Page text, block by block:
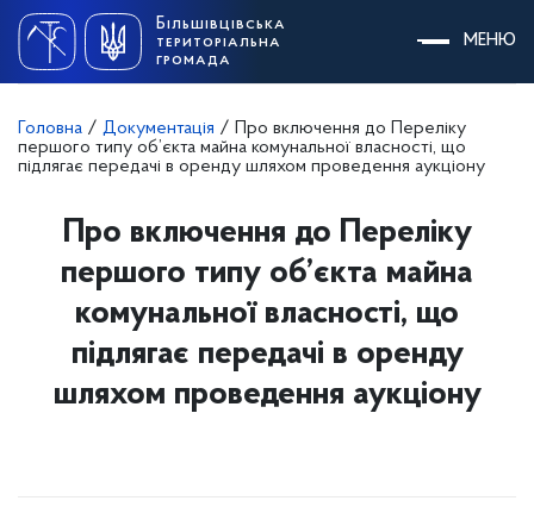
content
Більшівцівська
територіальна
громада
МЕНЮ
Головна / Документація /
Про включення до Переліку
першого типу об’єкта майна комунальної власності, що
підлягає передачі в оренду шляхом проведення аукціону
Про включення до Переліку
першого типу об’єкта майна
комунальної власності, що
підлягає передачі в оренду
шляхом проведення аукціону